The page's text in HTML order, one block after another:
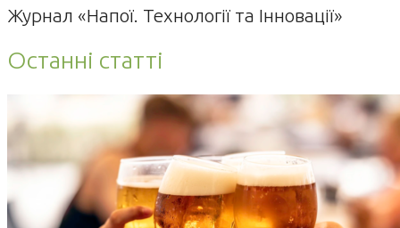
Журнал «Напої. Технології та Інновації»
Останні статті